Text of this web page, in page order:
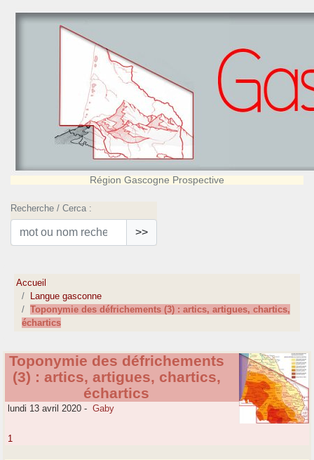
Région Gascogne Prospective
Recherche / Cerca :
>>
Accueil
Langue gasconne
Toponymie des défrichements (3) : artics, artigues, chartics,
échartics
Toponymie des défrichements
(3) : artics, artigues, chartics,
échartics
lundi 13 avril 2020 - Gaby
1